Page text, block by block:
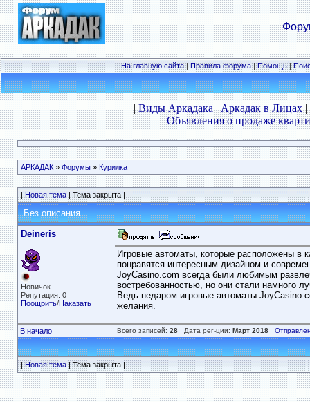
|На главную сайта|Правила форума|Помощь|
|Виды Аркадака|Аркадак в Лицах|
|Объявления о продаже
АРКАДАК» Форумы» Курилка
|Новая тема| Тема закрыта |
Без описания
Deineris
Новичок
Репутация: 0
Поощрить/Наказать
Игровые автоматы, которые расположены в
понравятся интересным дизайном и
JoyCasino.com всегда были любимым
востребованностью, но они стали намного
Ведь недаром игровые автоматы
желания.
В начало Всего записей: 28Дата рег-ции: Март 2018
|Новая тема| Тема закрыта |